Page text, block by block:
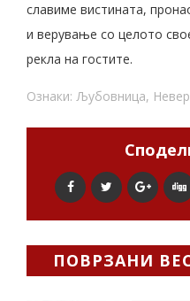
славиме вистината,
и верување со целото
рекла на гостите.
Ознаки: Љубовница,
ПОВРЗАНИ